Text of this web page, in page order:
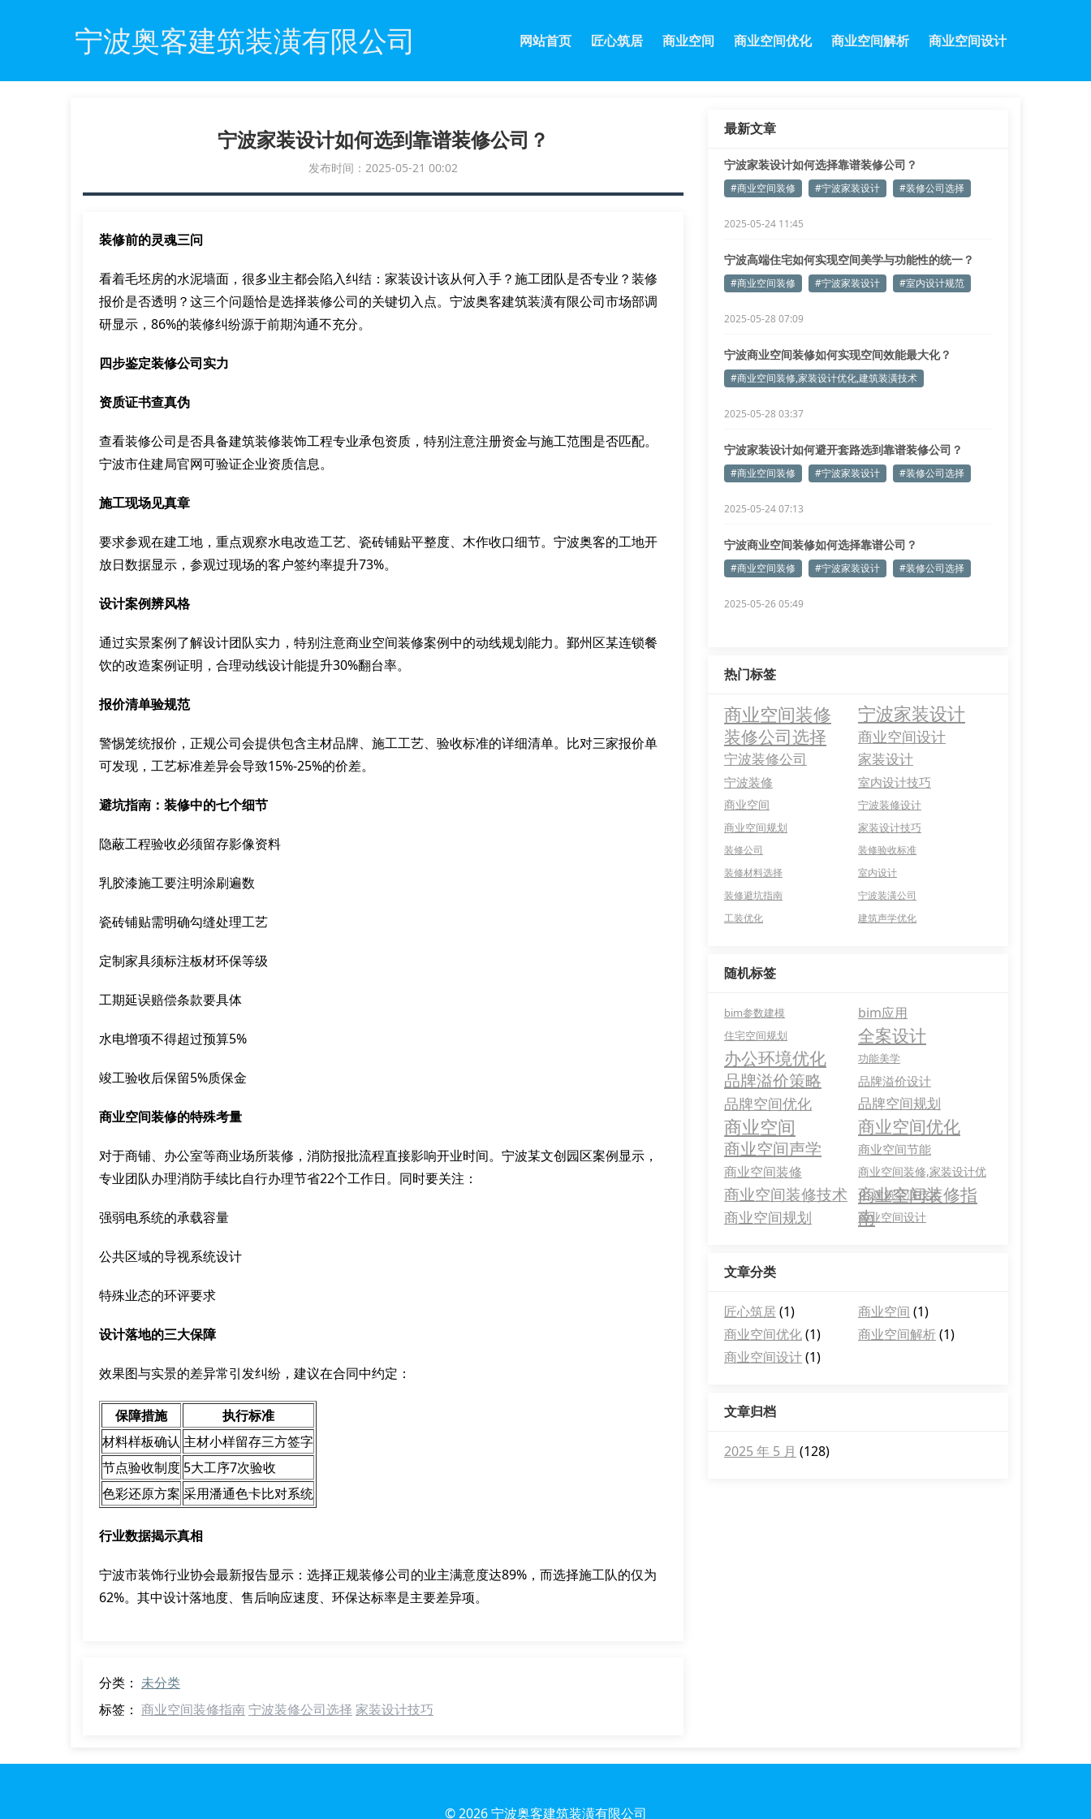
宁波奥客建筑装潢有限公司 网站首页 匠心筑居 商业空间 商业空间优化 商业空间解析 商业空间设计
宁波家装设计如何选到靠谱装修公司？
发布时间：2025-05-21 00:02
装修前的灵魂三问
看着毛坯房的水泥墙面，很多业主都会陷入纠结：家装设计该从何入手？施工团队是否专业？装修
报价是否透明？这三个问题恰是选择装修公司的关键切入点。宁波奥客建筑装潢有限公司市场部调
研显示，86%的装修纠纷源于前期沟通不充分。
四步鉴定装修公司实力
资质证书查真伪
查看装修公司是否具备建筑装修装饰工程专业承包资质，特别注意注册资金与施工范围是否匹配。
宁波市住建局官网可验证企业资质信息。
施工现场见真章
要求参观在建工地，重点观察水电改造工艺、瓷砖铺贴平整度、木作收口细节。宁波奥客的工地开
放日数据显示，参观过现场的客户签约率提升73%。
设计案例辨风格
通过实景案例了解设计团队实力，特别注意商业空间装修案例中的动线规划能力。鄞州区某连锁餐
饮的改造案例证明，合理动线设计能提升30%翻台率。
报价清单验规范
警惕笼统报价，正规公司会提供包含主材品牌、施工工艺、验收标准的详细清单。比对三家报价单
可发现，工艺标准差异会导致15%-25%的价差。
避坑指南：装修中的七个细节
隐蔽工程验收必须留存影像资料
乳胶漆施工要注明涂刷遍数
瓷砖铺贴需明确勾缝处理工艺
定制家具须标注板材环保等级
工期延误赔偿条款要具体
水电增项不得超过预算5%
竣工验收后保留5%质保金
商业空间装修的特殊考量
对于商铺、办公室等商业场所装修，消防报批流程直接影响开业时间。宁波某文创园区案例显示，
专业团队办理消防手续比自行办理节省22个工作日。同时要关注：
强弱电系统的承载容量
公共区域的导视系统设计
特殊业态的环评要求
设计落地的三大保障
效果图与实景的差异常引发纠纷，建议在合同中约定：
保障措施
执行标准
材料样板确认 主材小样留存三方签字
节点验收制度 5大工序7次验收
色彩还原方案 采用潘通色卡比对系统
行业数据揭示真相
宁波市装饰行业协会最新报告显示：选择正规装修公司的业主满意度达89%，而选择施工队的仅为
62%。其中设计落地度、售后响应速度、环保达标率是主要差异项。
分类： 未分类
标签： 商业空间装修指南宁波装修公司选择 家装设计技巧
最新文章
宁波家装设计如何选择靠谱装修公司？
#商业空间装修 #宁波家装设计 #装修公司选择
2025-05-24 11:45
宁波高端住宅如何实现空间美学与功能性的统一？
#商业空间装修 #宁波家装设计 #室内设计规范
2025-05-28 07:09
宁波商业空间装修如何实现空间效能最大化？
#商业空间装修,家装设计优化,建筑装潢技术
2025-05-28 03:37
宁波家装设计如何避开套路选到靠谱装修公司？
#商业空间装修 #宁波家装设计 #装修公司选择
2025-05-24 07:13
宁波商业空间装修如何选择靠谱公司？
#商业空间装修 #宁波家装设计 #装修公司选择
2025-05-26 05:49
热门标签
商业空间装修 宁波家装设计
装修公司选择 商业空间设计
宁波装修公司 家装设计
宁波装修 室内设计技巧
商业空间
宁波装修设计
商业空间规划
家装设计技巧
装修公司
装修验收标准
装修材料选择
室内设计
装修避坑指南
宁波装潢公司
工装优化
建筑声学优化
随机标签
bim参数建模 bim应用
住宅空间规划
全案设计
办公环境优化
功能美学
品牌溢价策略 品牌溢价设计
品牌空间优化 品牌空间规划
商业空间 商业空间优化
商业空间声学 商业空间节能
商业空间装修
商业空间装修,家装设计优
化,建筑装潢技术
商业空间装修技术 商业空间装修指
南
商业空间规划 商业空间设计
文章分类
匠心筑居 (1) 商业空间 (1)
商业空间优化(1) 商业空间解析(1)
商业空间设计(1)
文章归档
2025 年 5 月 (128)
© 2026宁波奥客建筑装潢有限公司